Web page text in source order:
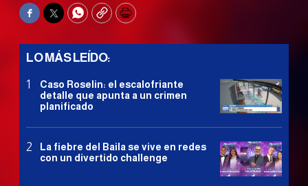
Facebook
TwitterWhatsApp
CopyPrint
LO MÁS LEÍDO:
Caso Roselin: el escalofriante
detalle que apunta a un crimen
planificado
La fiebre del Baila se vive en redes
con un divertido challenge